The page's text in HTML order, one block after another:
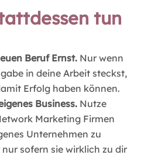
tun
Beruf Ernst. Nur wenn
in deine Arbeit steckst,
Erfolg haben können.
Business.Nutze
Marketing Firmen
Unternehmen zu
sofern sie wirklich zu dir